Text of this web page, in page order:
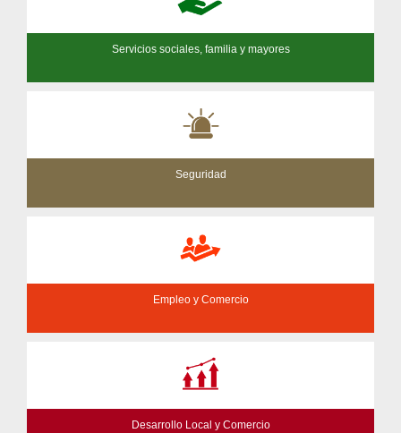
Servicios sociales, familia y mayores
Seguridad
Empleo y Comercio
Desarrollo Local y Comercio